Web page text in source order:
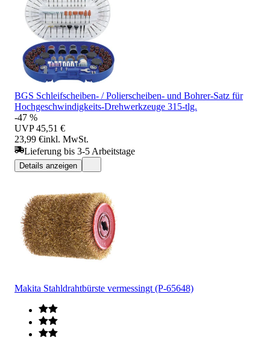
BGS Schleifscheiben- / Polierscheiben- und Bohrer-Satz für
Hochgeschwindigkeits-Drehwerkzeuge 315-tlg.
-47 %
UVP 45,51 €
23,99 €inkl. MwSt.
Lieferung bis 3-5 Arbeitstage
Details anzeigen
Makita Stahldrahtbürste vermessingt (P-65648)